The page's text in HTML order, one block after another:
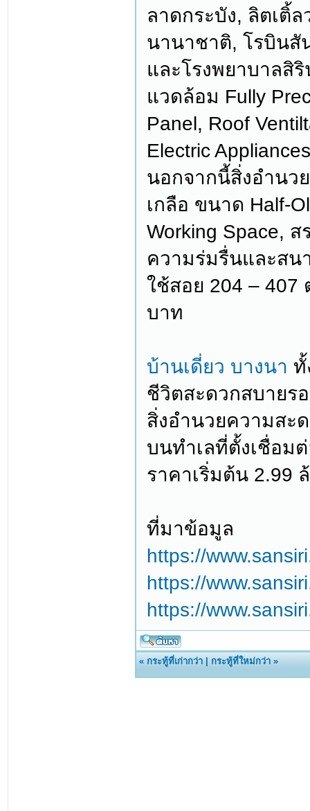
ลาดกระบัง, ลิตเติ้
นานาชาติ, โรบินสั
และโรงพยาบาลสิ
แวดล้อม Fully
Panel, Roof
Electric
นอกจากนี้สิ่งอำนว
เกลือ ขนาด Half-
Working Space,
ความร่มรื่นและสน
ใช้สอย 204 – 407
บาท
บ้านเดี่ยว บางนา ทั้
ชีวิตสะดวกสบายร
สิ่งอำนวยความสะ
บนทำเลที่ตั้งเชื่อม
ราคาเริ่มต้น 2.99
ที่มาข้อมูล
https://
https://
https://
«กระทู้ที่เก่ากว่า |กระทู้ที่ใหม่กว่า »